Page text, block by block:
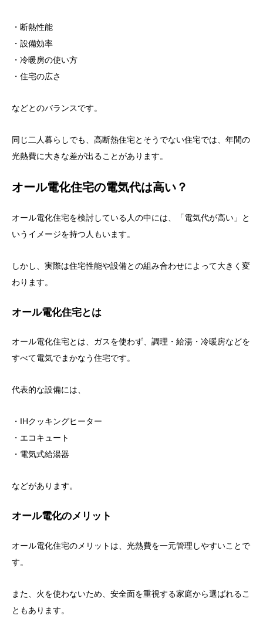
・断熱性能
・設備効率
・冷暖房の使い方
・住宅の広さ
などとのバランスです。
同じ二人暮らしでも、高断熱住宅とそうでない住宅では、年間の
光熱費に大きな差が出ることがあります。
オール電化住宅の電気代は高い？
オール電化住宅を検討している人の中には、「電気代が高い」と
いうイメージを持つ人もいます。
しかし、実際は住宅性能や設備との組み合わせによって大きく変
わります。
オール電化住宅とは
オール電化住宅とは、ガスを使わず、調理・給湯・冷暖房などを
すべて電気でまかなう住宅です。
代表的な設備には、
・IHクッキングヒーター
・エコキュート
・電気式給湯器
などがあります。
オール電化のメリット
オール電化住宅のメリットは、光熱費を一元管理しやすいことで
す。
また、火を使わないため、安全面を重視する家庭から選ばれるこ
ともあります。